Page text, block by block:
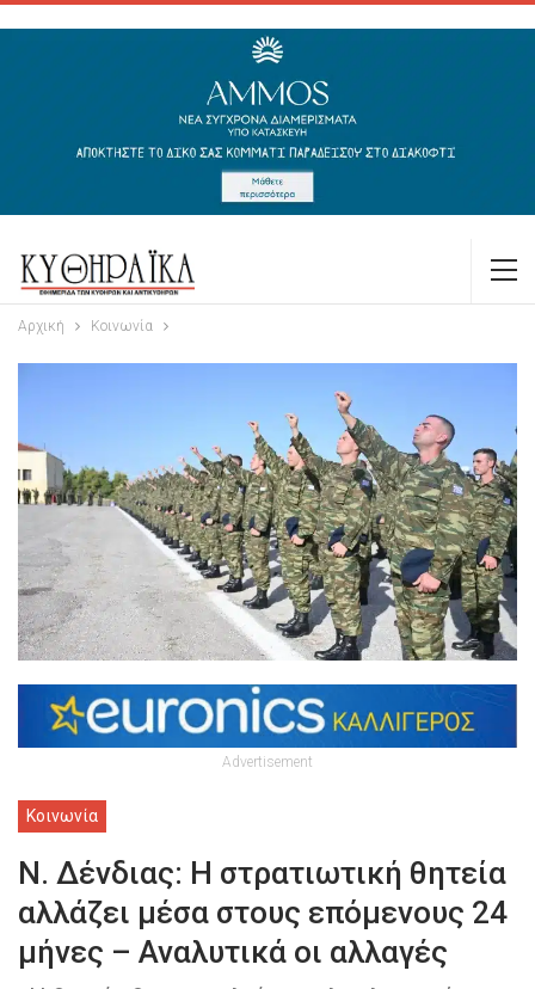
Αρχική Κοινωνία
Advertisement
Κοινωνία
Ν. Δένδιας: Η στρατιωτική θητεία
αλλάζει μέσα στους επόμενους 24
μήνες – Αναλυτικά οι αλλαγές